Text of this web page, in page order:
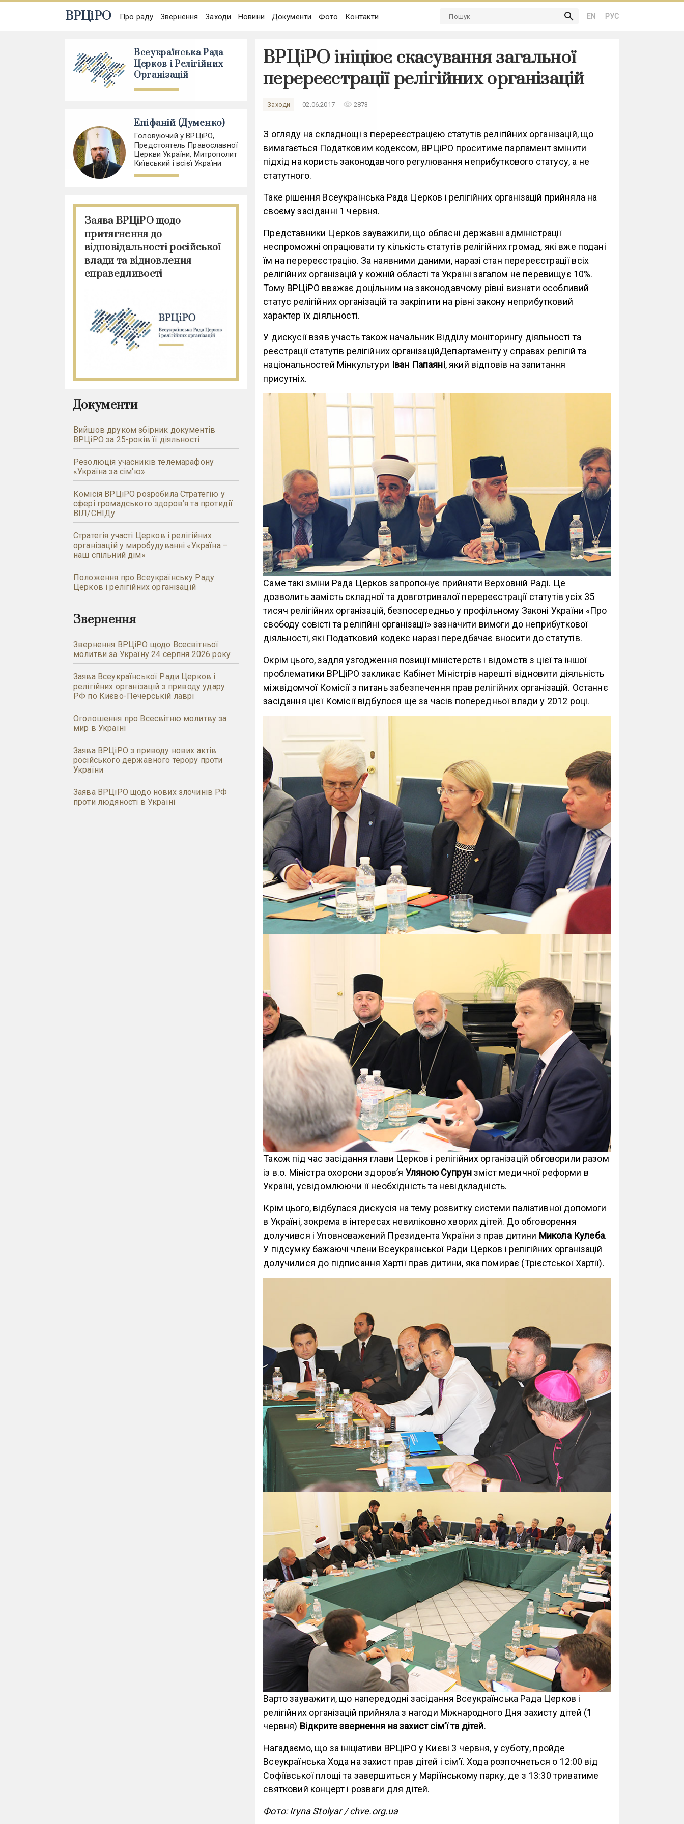
ВРЦіРО Про раду Звернення Заходи Новини Документи Фото Контакти search EN РУС
Всеукраїнська Рада
Церков і Релігійних
Організацій
Епіфаній (Думенко)
Головуючий у ВРЦіРО,
Предстоятель Православної
Церкви України, Митрополит
Київський і всієї України
Заява ВРЦіРО щодо
притягнення до
відповідальності російської
влади та відновлення
справедливості
Документи
Вийшов друком збірник документів
ВРЦіРО за 25-років її діяльності
Резолюція учасників телемарафону
«Україна за сім'ю»
Комісія ВРЦіРО розробила Стратегію у
сфері громадського здоров’я та протидії
ВІЛ/СНІДу
Стратегія участі Церков і релігійних
організацій у миробудуванні «Україна –
наш спільний дім»
Положення про Всеукраїнську Раду
Церков і релігійних організацій
Звернення
Звернення ВРЦіРО щодо Всесвітньої
молитви за Україну 24 серпня 2026 року
Заява Всеукраїнської Ради Церков і
релігійних організацій з приводу удару
РФ по Києво-Печерській лаврі
Оголошення про Всесвітню молитву за
мир в Україні
Заява ВРЦіРО з приводу нових актів
російського державного терору проти
України
Заява ВРЦіРО щодо нових злочинів РФ
проти людяності в Україні
ВРЦіРО ініціює скасування загальної
перереєстрації релігійних організацій
Заходи 02.06.2017 remove_red_eye 2873
З огляду на складнощі з перереєстрацією статутів релігійних організацій, що
вимагається Податковим кодексом, ВРЦіРО проситиме парламент змінити
підхід на користь законодавчого регулювання неприбуткового статусу, а не
статутного.
Таке рішення Всеукраїнська Рада Церков і релігійних організацій прийняла на
своєму засіданні 1 червня.
Представники Церков зауважили, що обласні державні адміністрації
неспроможні опрацювати ту кількість статутів релігійних громад, які вже подані
їм на перереєстрацію. За наявними даними, наразі стан перереєстрації всіх
релігійних організацій у кожній області та Україні загалом не перевищує 10%.
Тому ВРЦіРО вважає доцільним на законодавчому рівні визнати особливий
статус релігійних організацій та закріпити на рівні закону неприбутковий
характер їх діяльності.
У дискусії взяв участь також начальник Відділу моніторингу діяльності та
реєстрації статутів релігійних організаційДепартаменту у справах релігій та
національностей Мінкультури Іван Папаяні, який відповів на запитання
присутніх.
Саме такі зміни Рада Церков запропонує прийняти Верховній Раді. Це
дозволить замість складної та довготривалої перереєстрації статутів усіх 35
тисяч релігійних організацій, безпосередньо у профільному Законі України «Про
свободу совісті та релігійні організації» зазначити вимоги до неприбуткової
діяльності, які Податковий кодекс наразі передбачає вносити до статутів.
Окрім цього, задля узгодження позиції міністерств і відомств з цієї та іншої
проблематики ВРЦіРО закликає Кабінет Міністрів нарешті відновити діяльність
міжвідомчої Комісії з питань забезпечення прав релігійних організацій. Останнє
засідання цієї Комісії відбулося ще за часів попередньої влади у 2012 році.
Також під час засідання глави Церков і релігійних організацій обговорили разом
із в.о. Міністра охорони здоров’я Уляною Супрунзміст медичної реформи в
Україні, усвідомлюючи її необхідність та невідкладність.
Крім цього, відбулася дискусія на тему розвитку системи паліативної допомоги
в Україні, зокрема в інтересах невиліковно хворих дітей. До обговорення
долучився і Уповноважений Президента України з прав дитини Микола Кулеба.
У підсумку бажаючі члени Всеукраїнської Ради Церков і релігійних організацій
долучилися до підписання Хартії прав дитини, яка помирає (Трієстської Хартії).
Варто зауважити, що напередодні засідання Всеукраїнська Рада Церков і
релігійних організацій прийняла з нагоди Міжнародного Дня захисту дітей (1
червня) Відкрите звернення на захист сім’ї та дітей.
Нагадаємо, що за ініціативи ВРЦіРО у Києві 3 червня, у суботу, пройде
Всеукраїнська Хода на захист прав дітей і сім’ї. Хода розпочнеться о 12:00 від
Софіївської площі та завершиться у Маріїнському парку, де з 13:30 триватиме
святковий концерт і розваги для дітей.
Фото: Iryna Stolyar / chve.org.ua